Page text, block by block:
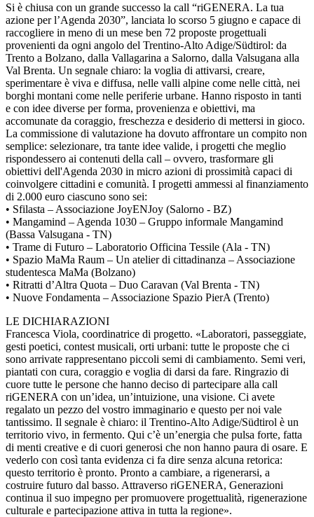
Si è chiusa con un grande successo la call “riGENERA. La tua
azione per l’Agenda 2030”, lanciata lo scorso 5 giugno e capace di
raccogliere in meno di un mese ben 72 proposte progettuali
provenienti da ogni angolo del Trentino-Alto Adige/Südtirol: da
Trento a Bolzano, dalla Vallagarina a Salorno, dalla Valsugana alla
Val Brenta. Un segnale chiaro: la voglia di attivarsi, creare,
sperimentare è viva e diffusa, nelle valli alpine come nelle città, nei
borghi montani come nelle periferie urbane. Hanno risposto in tanti
e con idee diverse per forma, provenienza e obiettivi, ma
accomunate da coraggio, freschezza e desiderio di mettersi in gioco.
La commissione di valutazione ha dovuto affrontare un compito non
semplice: selezionare, tra tante idee valide, i progetti che meglio
rispondessero ai contenuti della call – ovvero, trasformare gli
obiettivi dell'Agenda 2030 in micro azioni di prossimità capaci di
coinvolgere cittadini e comunità. I progetti ammessi al finanziamento
di 2.000 euro ciascuno sono sei:
• Sfilasta – Associazione JoyENJoy (Salorno - BZ)
• Mangamind – Agenda 1030 – Gruppo informale Mangamind
(Bassa Valsugana - TN)
• Trame di Futuro – Laboratorio Officina Tessile (Ala - TN)
• Spazio MaMa Raum – Un atelier di cittadinanza – Associazione
studentesca MaMa (Bolzano)
• Ritratti d’Altra Quota – Duo Caravan (Val Brenta - TN)
• Nuove Fondamenta – Associazione Spazio PierA (Trento)
LE DICHIARAZIONI
Francesca Viola, coordinatrice di progetto. «Laboratori, passeggiate,
gesti poetici, contest musicali, orti urbani: tutte le proposte che ci
sono arrivate rappresentano piccoli semi di cambiamento. Semi veri,
piantati con cura, coraggio e voglia di darsi da fare. Ringrazio di
cuore tutte le persone che hanno deciso di partecipare alla call
riGENERA con un’idea, un’intuizione, una visione. Ci avete
regalato un pezzo del vostro immaginario e questo per noi vale
tantissimo. Il segnale è chiaro: il Trentino-Alto Adige/Südtirol è un
territorio vivo, in fermento. Qui c’è un’energia che pulsa forte, fatta
di menti creative e di cuori generosi che non hanno paura di osare. E
vederlo con così tanta evidenza ci fa dire senza alcuna retorica:
questo territorio è pronto. Pronto a cambiare, a rigenerarsi, a
costruire futuro dal basso. Attraverso riGENERA, Generazioni
continua il suo impegno per promuovere progettualità, rigenerazione
culturale e partecipazione attiva in tutta la regione».